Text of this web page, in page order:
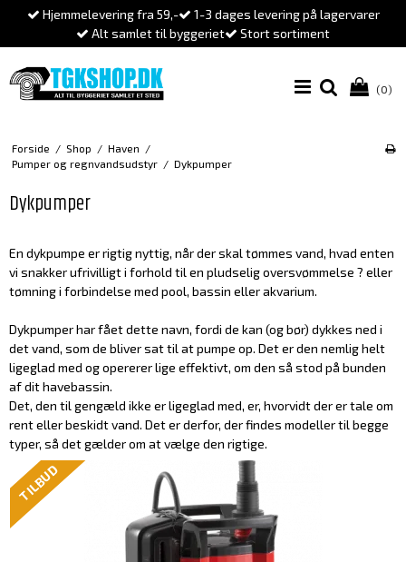
Hjemmelevering fra 59,-
1-3 dages levering på lagervarer
Alt samlet til byggeriet
Stort sortiment
(0)
Forside / Shop / Haven /
Pumper og regnvandsudstyr / Dykpumper
Dykpumper
En dykpumpe er rigtig nyttig, når der skal tømmes vand, hvad enten
vi snakker ufrivilligt i forhold til en pludselig oversvømmelse ? eller
tømning i forbindelse med pool, bassin eller akvarium.
Dykpumper har fået dette navn, fordi de kan (og bør) dykkes ned i
det vand, som de bliver sat til at pumpe op. Det er den nemlig helt
ligeglad med og opererer lige effektivt, om den så stod på bunden
af dit havebassin.
Det, den til gengæld ikke er ligeglad med, er, hvorvidt der er tale om
rent eller beskidt vand. Det er derfor, der findes modeller til begge
typer, så det gælder om at vælge den rigtige.
TILBUD